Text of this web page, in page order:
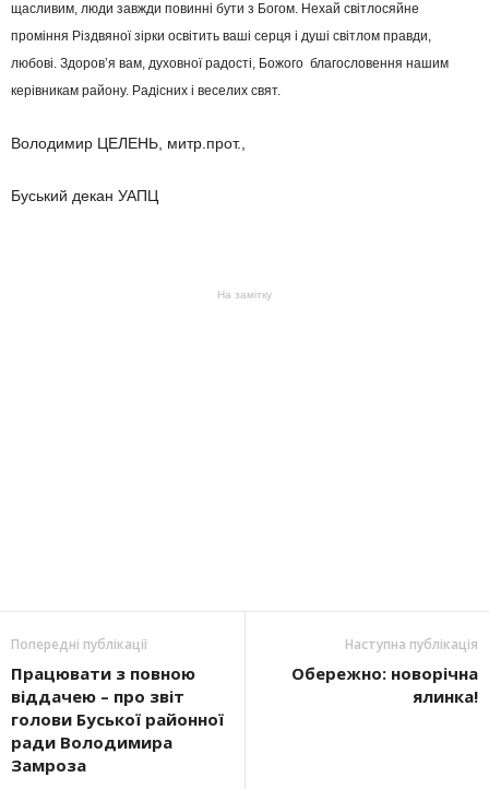
щасливим, люди завжди повинні бути з Богом. Нехай світлосяйне
проміння Різдвяної зірки освітить ваші серця і душі світлом правди,
любові. Здоров’я вам, духовної радості, Божого благословення нашим
керівникам району. Радісних і веселих свят.
Володимир ЦЕЛЕНЬ, митр.прот.,
Буський декан УАПЦ
На замітку
Попередні публікації
Працювати з повною
віддачею – про звіт
голови Буської районної
ради Володимира
Замроза
Наступна публікація
Обережно: новорічна
ялинка!